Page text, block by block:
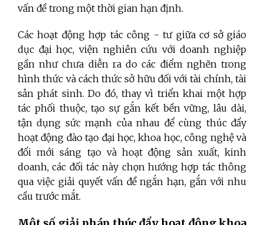
vấn đề trong một thời gian hạn định.
Các hoạt động hợp tác công - tư giữa cơ sở giáo
dục đại học, viện nghiên cứu với doanh nghiệp
gần như chưa diễn ra do các điểm nghẽn trong
hình thức và cách thức sở hữu đối với tài chính, tài
sản phát sinh. Do đó, thay vì triển khai một hợp
tác phối thuộc, tạo sự gắn kết bền vững, lâu dài,
tận dụng sức mạnh của nhau để cùng thúc đẩy
hoạt động đào tạo đại học, khoa học, công nghệ và
đổi mới sáng tạo và hoạt động sản xuất, kinh
doanh, các đối tác này chọn hướng hợp tác thông
qua việc giải quyết vấn đề ngắn hạn, gắn với nhu
cầu trước mắt.